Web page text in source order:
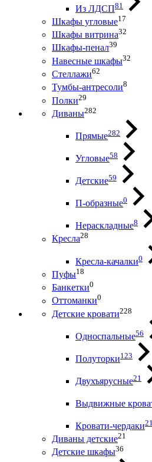
Из ЛДСП81
Шкафы угловые17
Шкафы витрина32
Шкафы-пенал39
Навесные шкафы32
Стеллажи62
Тумбы-антресоли8
Полки29
Диваны282
Прямые282
Угловые58
Детские59
П-образные0
Нераскладные8
Кресла28
Кресла-качалки0
Пуфы18
Банкетки0
Оттоманки0
Детские кровати228
Односпальные56
Полуторки123
Двухъярусные21
Выдвижные
Кровати-чердаки21
Диваны детские21
Детские шкафы36